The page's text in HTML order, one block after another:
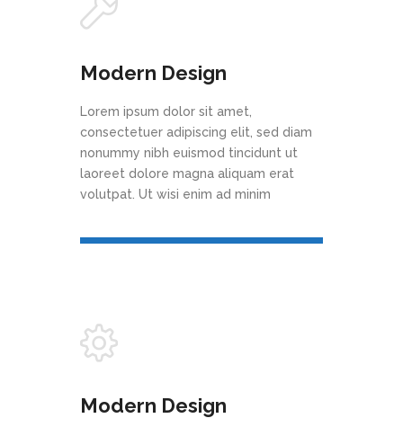
Modern Design
Lorem ipsum dolor sit amet,
consectetuer adipiscing elit, sed diam
nonummy nibh euismod tincidunt ut
laoreet dolore magna aliquam erat
volutpat. Ut wisi enim ad minim
Modern Design